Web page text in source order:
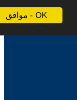
موافق - OK